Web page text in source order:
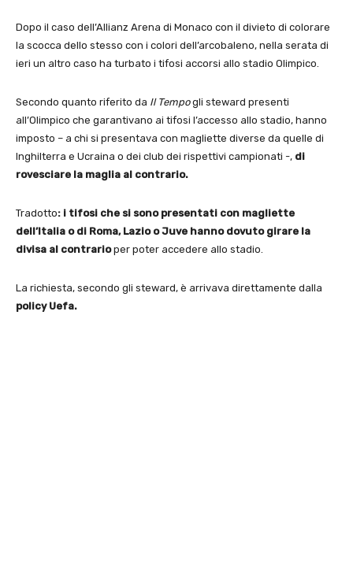
Dopo il caso dell’Allianz Arena di Monaco con il divieto di colorare
la scocca dello stesso con i colori dell’arcobaleno, nella serata di
ieri un altro caso ha turbato i tifosi accorsi allo stadio Olimpico.
Secondo quanto riferito da Il Tempogli steward presenti
all’Olimpico che garantivano ai tifosi l’accesso allo stadio, hanno
imposto – a chi si presentava con magliette diverse da quelle di
Inghilterra e Ucraina o dei club dei rispettivi campionati -, di
rovesciare la maglia al contrario.
Tradotto: i tifosi che si sono presentati con magliette
dell’Italia o di Roma, Lazio o Juve hanno dovuto girare la
divisa al contrarioper poter accedere allo stadio.
La richiesta, secondo gli steward, è arrivava direttamente dalla
policy Uefa.